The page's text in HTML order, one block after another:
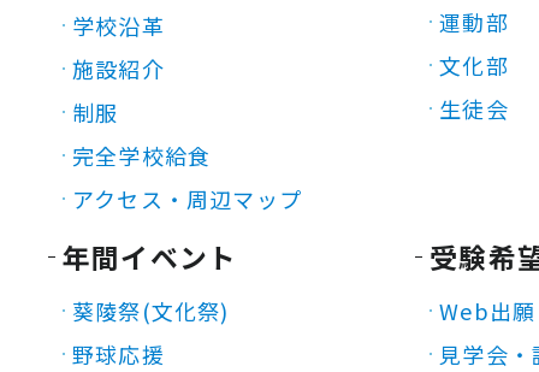
学校沿革
施設紹介
制服
完全学校給食
アクセス・周辺マップ
運動部
文化部
生徒会
年間イベント
葵陵祭(文化祭)
野球応援
受験希
Web出願
見学会